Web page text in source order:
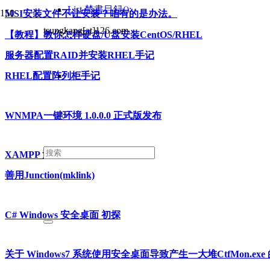
tsungkang[at]126.com
List禁書目録();
MSI安装文件不让安装？咱有的是办法。
【教程】教你怎样硬盘/U盘安装CentOS/RHEL
服务器配置RAID并安装RHEL手记
RHEL配置阵列柜手记
WNMPA一键环境 1.0.0.0 正式版发布
XAMPP 汉化
善用Junction(mklink)
C# Windows 安全桌面 初探
关于 Windows7 系统使用安全桌面导致产生一大堆CtfMon.exe